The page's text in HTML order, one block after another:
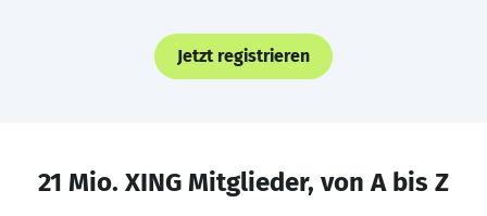
Jetzt registrieren
21 Mio. XING Mitglieder, von A bis Z